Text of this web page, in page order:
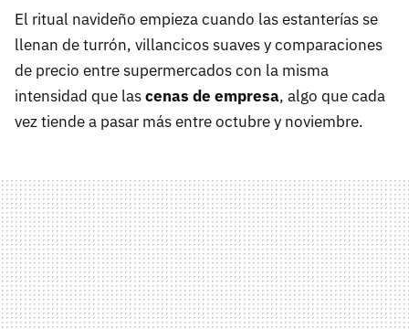
El ritual navideño empieza cuando las estanterías se
llenan de turrón, villancicos suaves y comparaciones
de precio entre supermercados con la misma
intensidad que lascenas de empresa, algo que cada
vez tiende a pasar más entre octubre y noviembre.